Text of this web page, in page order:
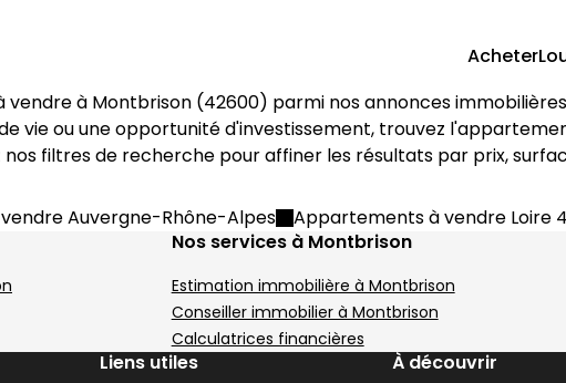
Acheter
vendre à Montbrison (42600) parmi nos annonces
vie ou une opportunité d'investissement, trouvez
nos filtres de recherche pour affiner les résultats par prix,
Auvergne-Rhône-Alpes Appartements à vendre Loire
Nos services à Montbrison
Estimation immobilière à Montbrison
Conseiller immobilier à Montbrison
Calculatrices financières
Liens utiles À découvrir